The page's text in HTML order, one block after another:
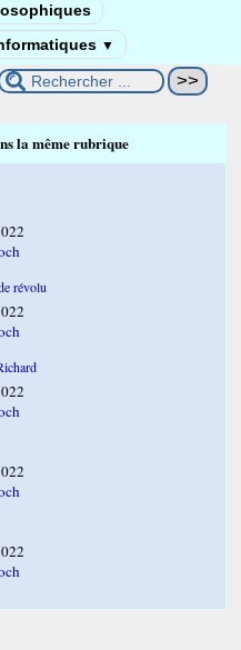
▼
la même rubrique
révolu